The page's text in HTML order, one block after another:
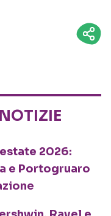
NOTIZIE
2026:
e Portogruaro